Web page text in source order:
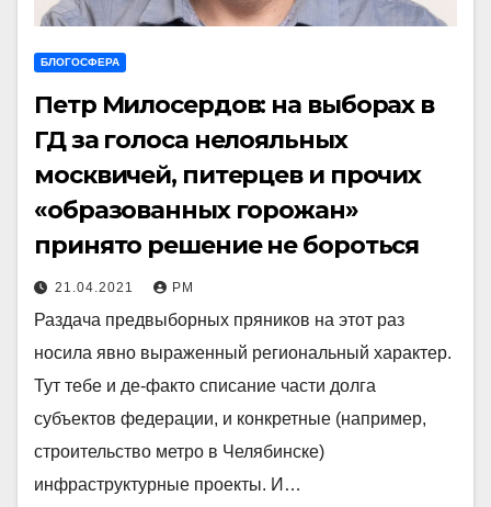
БЛОГОСФЕРА
Петр Милосердов: на выборах в
ГД за голоса нелояльных
москвичей, питерцев и прочих
«образованных горожан»
принято решение не бороться
21.04.2021 РМ
Раздача предвыборных пряников на этот раз
носила явно выраженный региональный характер.
Тут тебе и де-факто списание части долга
субъектов федерации, и конкретные (например,
строительство метро в Челябинске)
инфраструктурные проекты. И…